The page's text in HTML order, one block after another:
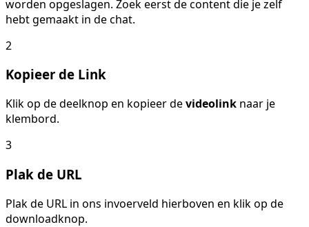
worden opgeslagen. Zoek eerst de content die je zelf
hebt gemaakt in de chat.
2
Kopieer de Link
Klik op de deelknop en kopieer devideolink naar je
klembord.
3
Plak de URL
Plak de URL in ons invoerveld hierboven en klik op de
downloadknop.